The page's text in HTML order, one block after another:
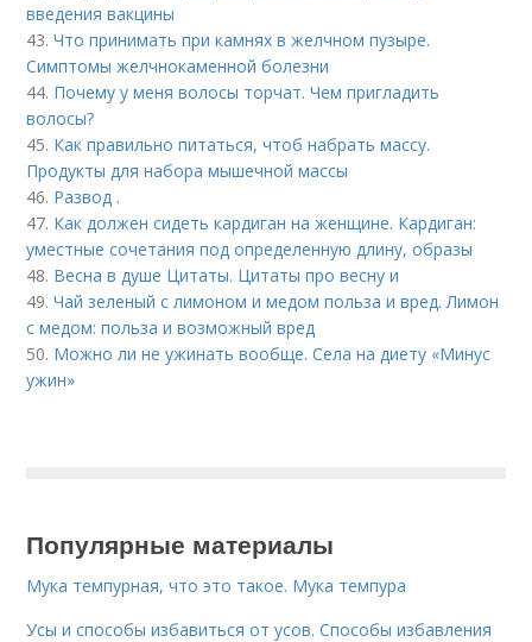
введения вакцины
43.Что принимать при камнях в желчном пузыре.
Симптомы желчнокаменной болезни
44. Почему у меня волосы торчат. Чем пригладить
волосы?
45. Как правильно питаться, чтоб набрать массу.
Продукты для набора мышечной массы
46. Развод .
47. Как должен сидеть кардиган на женщине. Кардиган:
уместные сочетания под определенную длину, образы
48. Весна в душе Цитаты. Цитаты про весну и
49.Чай зеленый с лимоном и медом польза и вред. Лимон
с медом: польза и возможный вред
50. Можно ли не ужинать вообще. Села на диету «Минус
ужин»
Популярные материалы
Мука темпурная, что это такое. Мука темпура
Усы и способы избавиться от усов. Способы избавления